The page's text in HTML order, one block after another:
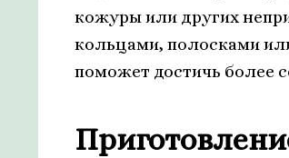
кожуры или других
кольцами, полосками
поможет достичь более